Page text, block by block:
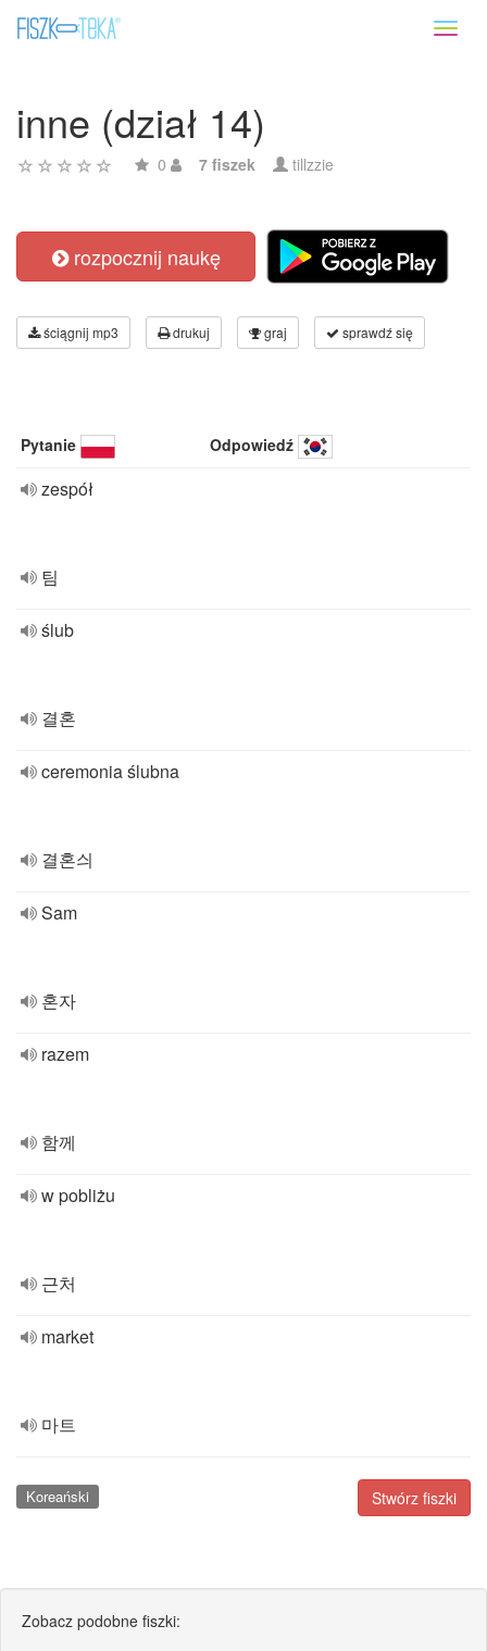
inne (dział 14)
0 7 fiszek tillzzie
rozpocznij naukę
ściągnij mp3 drukuj graj sprawdź się
Pytanie Odpowiedź
zespół
팀
ślub
결혼
ceremonia ślubna
결혼싀
Sam
혼자
razem
함께
w pobliżu
근처
market
마트
Stwórz fiszki
Koreański
Zobacz podobne fiszki: